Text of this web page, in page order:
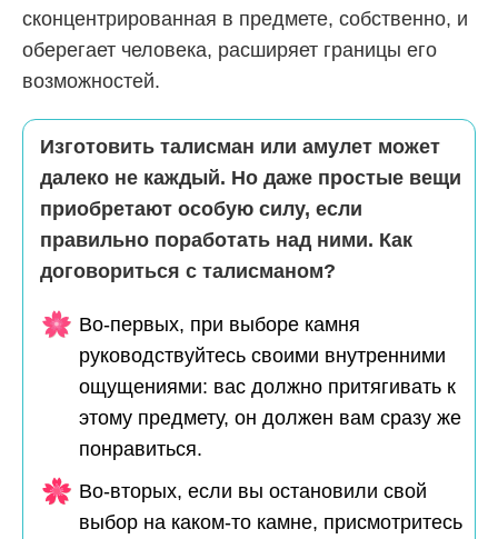
сконцентрированная в предмете, собственно, и
оберегает человека, расширяет границы его
возможностей.
Изготовить талисман или амулет может
далеко не каждый. Но даже простые вещи
приобретают особую силу, если
правильно поработать над ними. Как
договориться с талисманом?
Во-первых, при выборе камня
руководствуйтесь своими внутренними
ощущениями: вас должно притягивать к
этому предмету, он должен вам сразу же
понравиться.
Во-вторых, если вы остановили свой
выбор на каком-то камне, присмотритесь